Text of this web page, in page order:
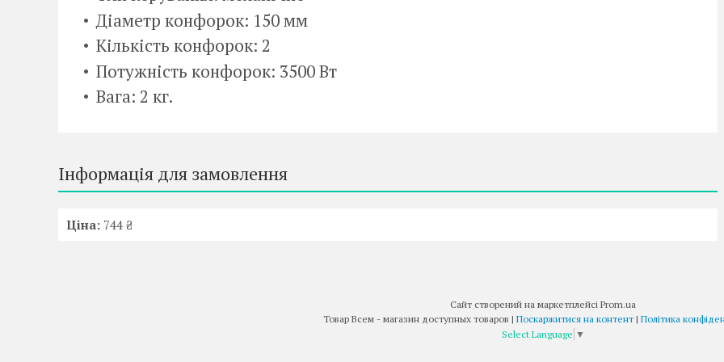
Діаметр конфорок: 150 мм
Кількість конфорок: 2
Потужність конфорок: 3500 Вт
Вага: 2 кг.
Інформація для замовлення
Ціна: 744 ₴
Сайт створений на маркетплейсі Prom.ua
Товар Всем - магазин доступных товаров | Поскаржитися на контент | Політика
Select Language ▼